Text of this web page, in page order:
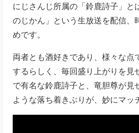
にじさんじ所属の「鈴鹿詩子」と
のじかん」という生放送を配信、
めです。
両者とも酒好きであり、様々な点
するらしく、毎回盛り上がりを見
で有名な鈴鹿詩子と、竜胆尊が見
ような落ち着きぶりが、妙にマッ